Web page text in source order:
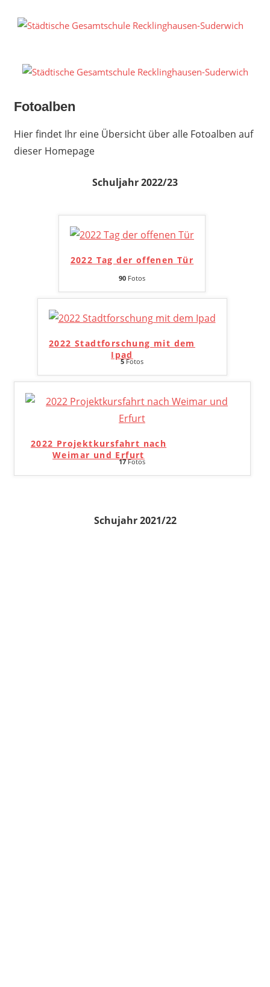
Inhalt
Fotoalben
Hier findet Ihr eine Übersicht über alle Fotoalben auf
dieser Homepage
Schuljahr 2022/23
2022 Tag der offenen Tür
90 Fotos
2022 Stadtforschung mit dem
Ipad
5Fotos
2022 Projektkursfahrt nach
Weimar und Erfurt
17Fotos
Schujahr 2021/22